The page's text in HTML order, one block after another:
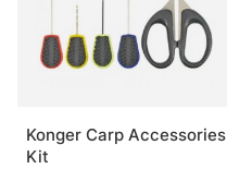
Konger Carp Accessories
Kit